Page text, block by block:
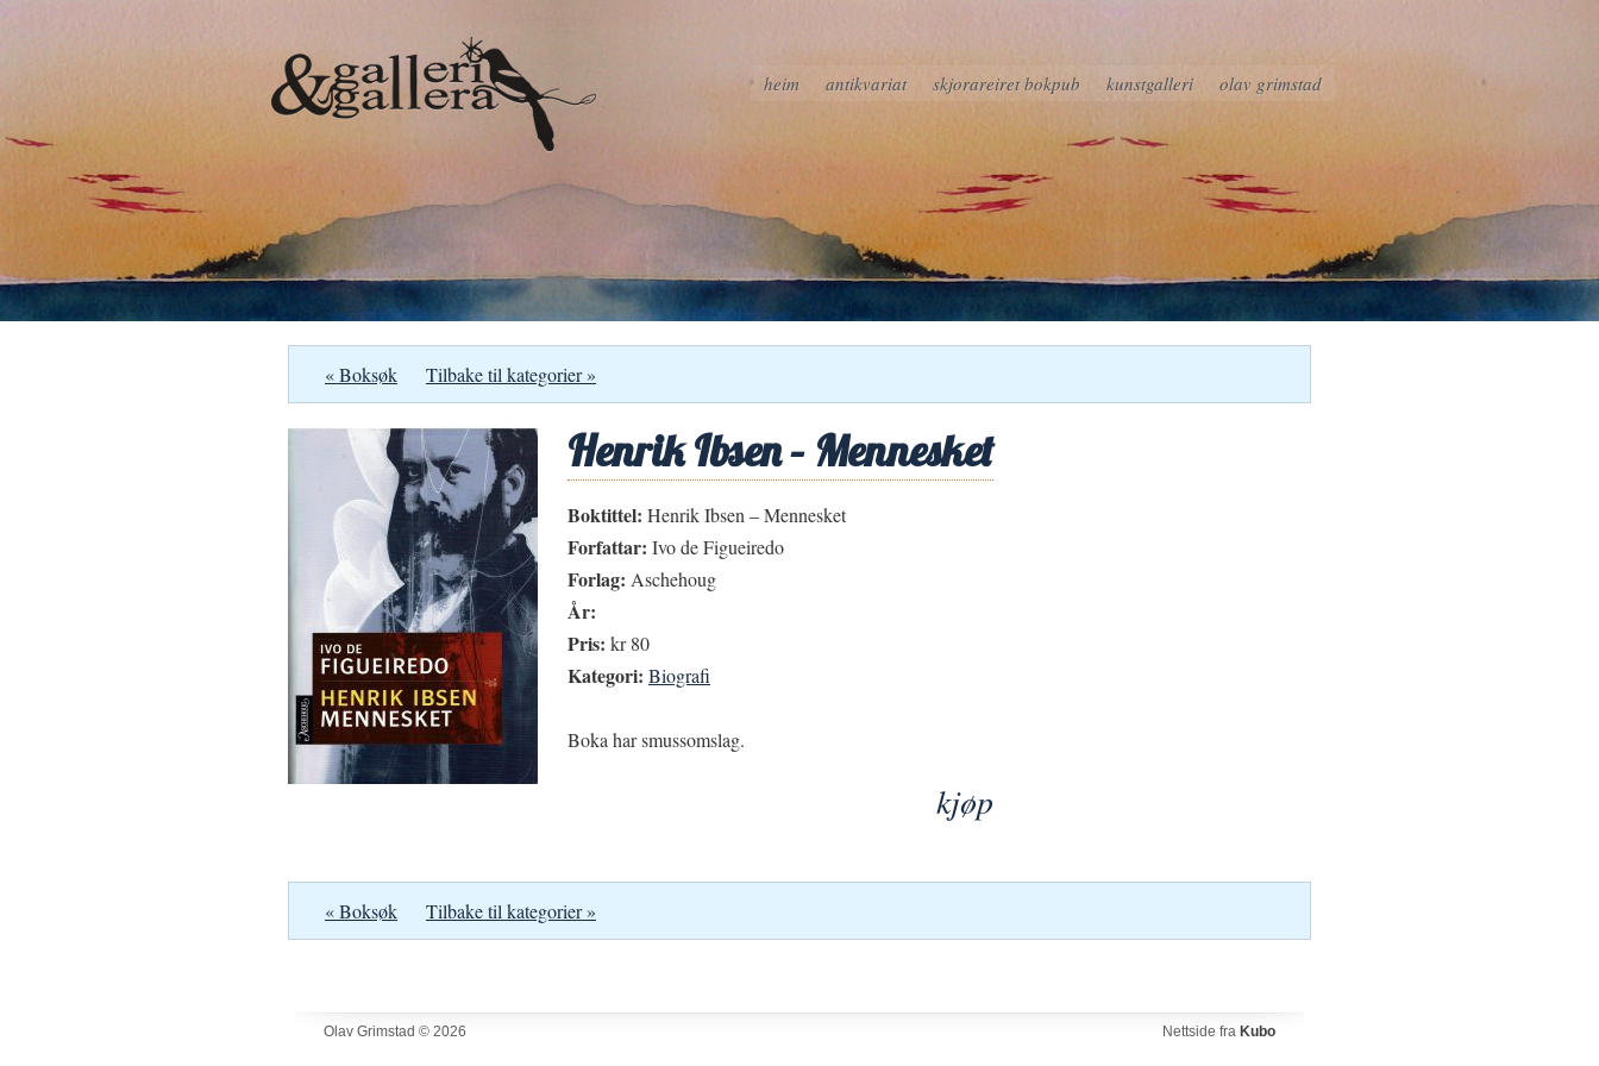
heim antikvariat skjorareiret bokpub kunstgalleri olav grimstad
« Boksøk Tilbake til kategorier »
Henrik Ibsen – Mennesket
Boktittel: Henrik Ibsen – Mennesket
Forfattar: Ivo de Figueiredo
Forlag: Aschehoug
År:
Pris: kr 80
Kategori: Biografi
Boka har smussomslag.
kjøp
« Boksøk Tilbake til kategorier »
Olav Grimstad © 2026 Nettside fra Kubo